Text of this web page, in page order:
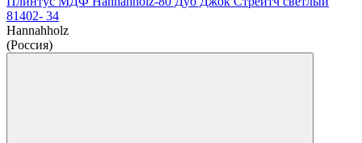
81402- 34
Hannahholz
(Россия)